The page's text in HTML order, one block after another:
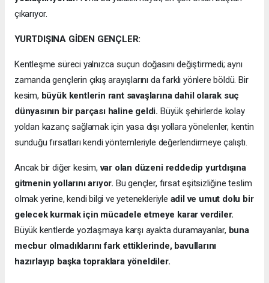
çıkarıyor.
YURTDIŞINA GİDEN GENÇLER:
Kentleşme süreci yalnızca suçun doğasını değiştirmedi; aynı
zamanda gençlerin çıkış arayışlarını da farklı yönlere böldü. Bir
kesim, büyük kentlerin rant savaşlarına dahil olarak suç
dünyasının bir parçası haline geldi. Büyük şehirlerde kolay
yoldan kazanç sağlamak için yasa dışı yollara yönelenler, kentin
sunduğu fırsatları kendi yöntemleriyle değerlendirmeye çalıştı.
Ancak bir diğer kesim,var olan düzeni reddedip yurtdışına
gitmenin yollarını arıyor. Bu gençler, fırsat eşitsizliğine teslim
olmak yerine, kendi bilgi ve yetenekleriyle adil ve umut dolu bir
gelecek kurmak için mücadele etmeye karar verdiler.
Büyük kentlerde yozlaşmaya karşı ayakta duramayanlar, buna
mecbur olmadıklarını fark ettiklerinde, bavullarını
hazırlayıp başka topraklara yöneldiler.